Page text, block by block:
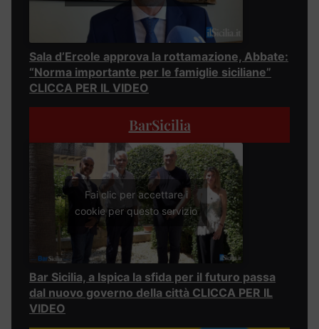
Sala d’Ercole approva la rottamazione, Abbate:
“Norma importante per le famiglie siciliane”
CLICCA PER IL VIDEO
BarSicilia
Fai clic per accettare i
cookie per questo servizio
Bar Sicilia, a Ispica la sfida per il futuro passa
dal nuovo governo della città CLICCA PER IL
VIDEO